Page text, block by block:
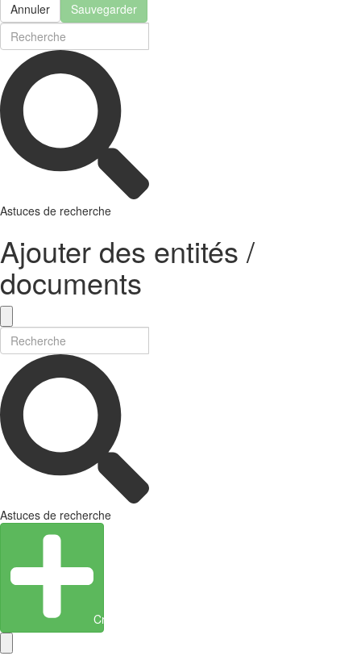
Annuler Sauvegarder
Astuces de recherche
Ajouter des entités /
documents
Astuces de recherche
Créer une entité